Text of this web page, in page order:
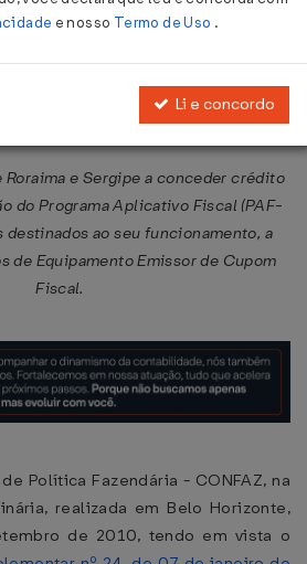
ICMS nº 155 de
Roraima e Sergipe a conceder crédito
do Programa Aplicativo Fiscal (PAF-
destinados ao seu funcionamento, a
de Equipamento Emissor de Cupom
Fiscal.
Política Fazendária - CONFAZ, na
realizada em Belo Horizonte,
de 2010, tendo em vista o
e nosso Termo de Uso .
Li e concordo